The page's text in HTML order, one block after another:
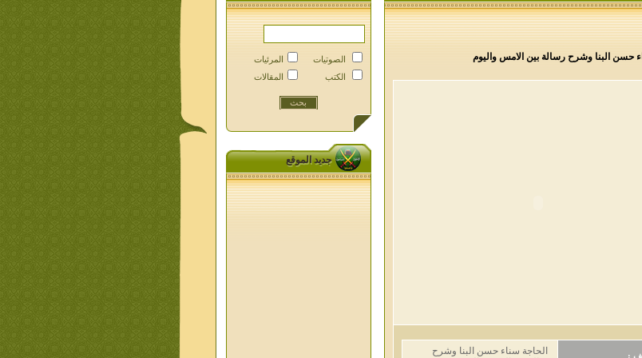
حسن البنا وشرح رسالة بين الامس واليوم
:
الحاجة سناء حسن البنا وشرح
الصوتيات
الكتب
المرئيات
المقالات
جديد الموقع